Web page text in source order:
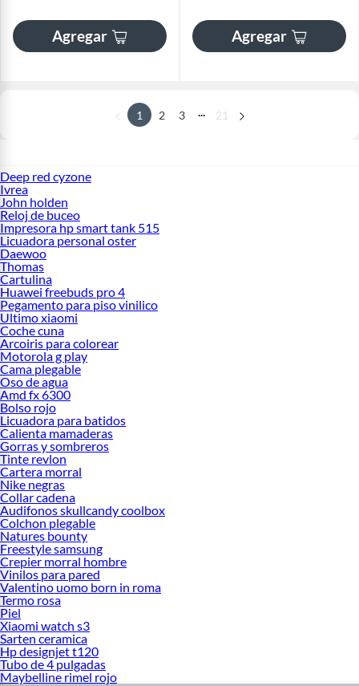
Agregar Agregar
1 2 3 ... 21
Deep red cyzone
Ivrea
John holden
Reloj de buceo
Impresora hp smart tank 515
Licuadora personal oster
Daewoo
Thomas
Cartulina
Huawei freebuds pro 4
Pegamento para piso vinilico
Ultimo xiaomi
Coche cuna
Arcoiris para colorear
Motorola g play
Cama plegable
Oso de agua
Amd fx 6300
Bolso rojo
Licuadora para batidos
Calienta mamaderas
Gorras y sombreros
Tinte revlon
Cartera morral
Nike negras
Collar cadena
Audifonos skullcandy coolbox
Colchon plegable
Natures bounty
Freestyle samsung
Crepier morral hombre
Vinilos para pared
Valentino uomo born in roma
Termo rosa
Piel
Xiaomi watch s3
Sarten ceramica
Hp designjet t120
Tubo de 4 pulgadas
Maybelline rimel rojo